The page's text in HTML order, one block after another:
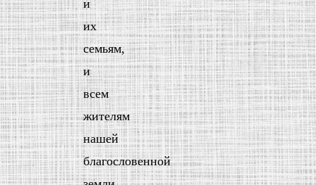
и
их
семьям,
и
всем
жителям
нашей
благословенной